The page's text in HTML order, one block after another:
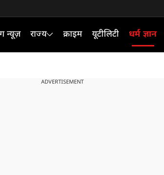
न्यूज़ राज्य क्राइम यूटीलिटी धर्म ज्ञान
ADVERTISEMENT